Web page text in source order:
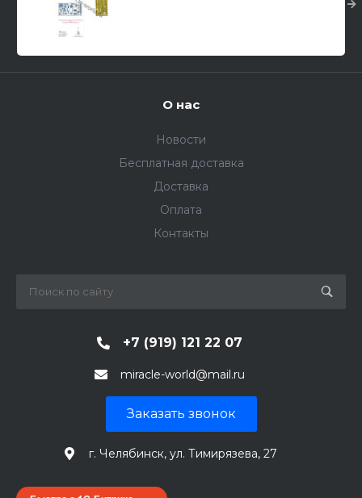
О нас
Новости
Бесплатная доставка
Доставка
Оплата
Контакты
+7 (919) 121 22 07
miracle-world@mail.ru
Заказать звонок
г. Челябинск, ул. Тимирязева, 27